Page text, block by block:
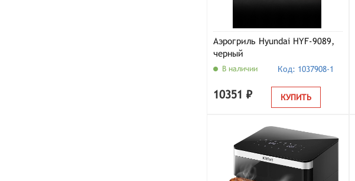
Аэрогриль Hyundai HYF-9089,
черный
В наличии Код: 1037908-1
10351 ₽ КУПИТЬ